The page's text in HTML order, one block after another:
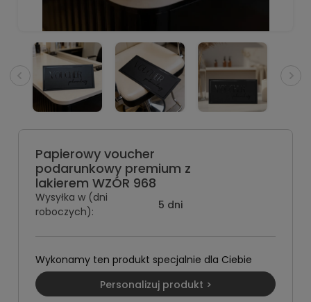
Papierowy voucher
podarunkowy premium z
lakierem WZÓR 968
Wysyłka w (dni
roboczych):
5 dni
Wykonamy ten produkt specjalnie dla Ciebie
Personalizuj produkt >